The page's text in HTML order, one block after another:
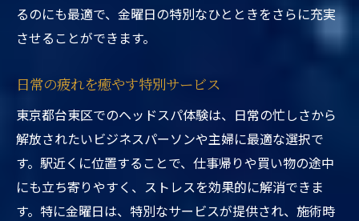
るのにも最適で、金曜日の特別なひとときをさらに充実
させることができます。
日常の疲れを癒やす特別サービス
東京都台東区でのヘッドスパ体験は、日常の忙しさから
解放されたいビジネスパーソンや主婦に最適な選択で
す。駅近くに位置することで、仕事帰りや買い物の途中
にも立ち寄りやすく、ストレスを効果的に解消できま
す。特に金曜日は、特別なサービスが提供され、施術時